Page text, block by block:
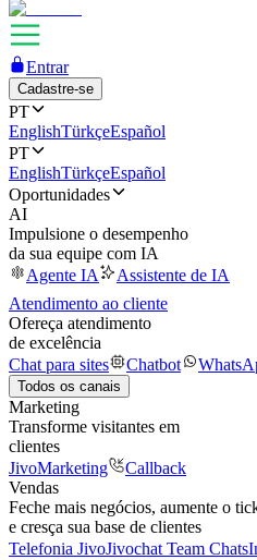
Entrar
Cadastre-se
PT
EnglishTürkçeEspañol
PT
EnglishTürkçeEspañol
Oportunidades
AI
Impulsione o desempenho
da sua equipe com IA
Agente IA
Assistente de IA
Atendimento ao cliente
Ofereça atendimento
de excelência
Chat para sites
Chatbot
Todos os canais
Marketing
Transforme visitantes em
clientes
JivoMarketing
Callback
Vendas
Feche mais negócios, aumente o
e cresça sua base de clientes
Telefonia JivoJivochat Team Chats